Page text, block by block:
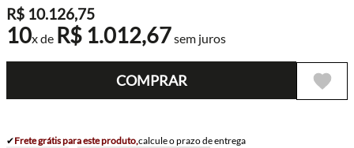
R$ 10.126,75
10x de R$ 1.012,67sem juros
COMPRAR
✔Frete grátis para este produto,calcule o prazo de entrega